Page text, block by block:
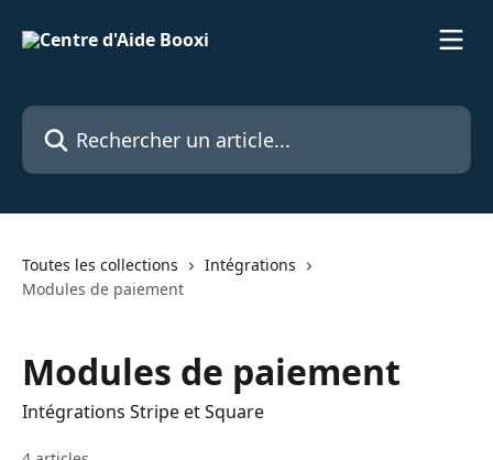
Rechercher un article...
Toutes les collections
Intégrations
Modules de paiement
Modules de paiement
Intégrations Stripe et Square